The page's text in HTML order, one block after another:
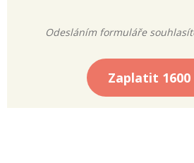
Odesláním formuláře
Zaplatit 1600